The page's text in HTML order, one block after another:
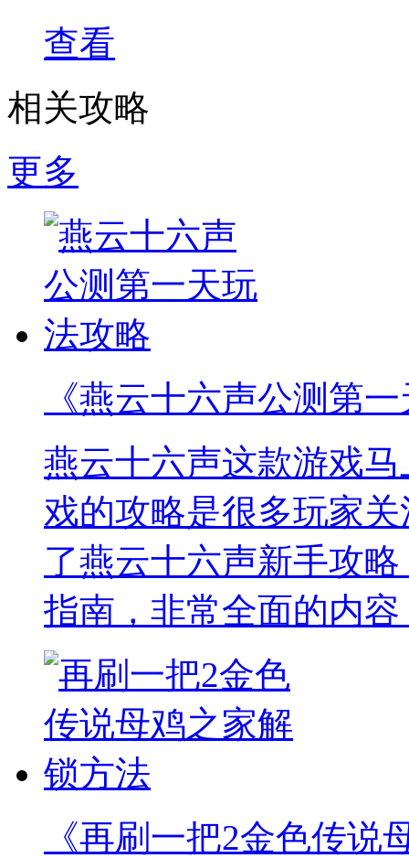
查看
相关攻略
更多
《燕云十六声公测第
燕云十六声这款游戏
戏的攻略是很多玩家
了燕云十六声新手攻
指南，非常全面的内
《再刷一把2金色传说